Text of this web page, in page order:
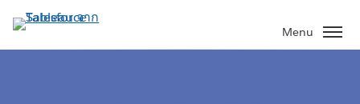
ไป
ที่
Menu